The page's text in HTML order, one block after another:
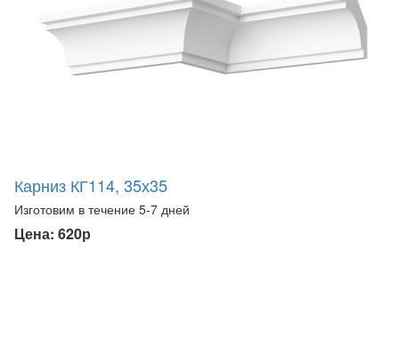
Карниз КГ114, 35х35
Изготовим в течение 5-7 дней
Цена: 620р